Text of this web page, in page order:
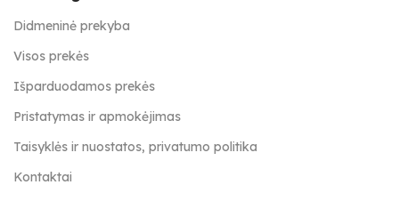
Didmeninė prekyba
Visos prekės
Išparduodamos prekės
Pristatymas ir apmokėjimas
Taisyklės ir nuostatos, privatumo politika
Kontaktai